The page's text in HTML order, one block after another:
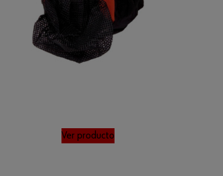
Ver producto